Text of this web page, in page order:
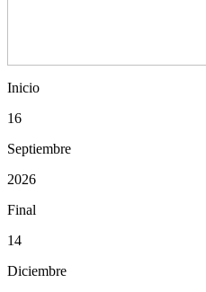
Inicio
16
Septiembre
2026
Final
14
Diciembre